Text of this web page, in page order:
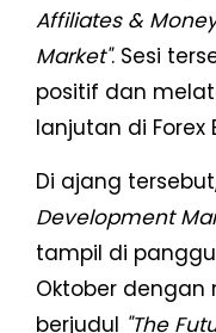
Affiliates &
Market". Sesi
positif dan
lanjutan di Forex
Di ajang
Development
tampil di
Oktober dengan
berjudul "The